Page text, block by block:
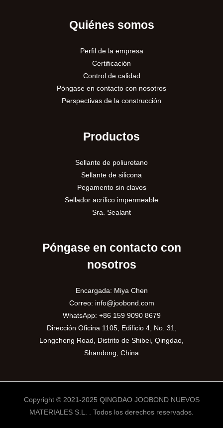
Quiénes somos
Perfil de la empresa
Certificación
Control de calidad
Póngase en contacto con nosotros
Perspectivas de la construcción
Productos
Sellante de poliuretano
Sellante de silicona
Pegamento sin clavos
Sellador acrílico impermeable
Sra. Sealant
Póngase en contacto con
nosotros
Encargada: Miya Chen
Correo: info@joobond.com
WhatsApp: +86 159 9090 8679
Dirección Oficina 1105, Edificio 4, No. 31,
Longcheng Road, Distrito de Shibei, Qingdao,
Shandong, China
Copyright © 2021-2025 QINGDAO JOOBOND NUEVOS
MATERIALES S.L. . Todos los derechos reservados.